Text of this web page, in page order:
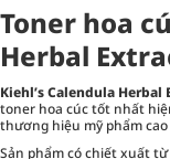
Toner hoa
Herbal
Kiehl’s Calendula
toner hoa cúc tốt nhất
thương hiệu mỹ phẩm cao
Sản phẩm có chiết xuất